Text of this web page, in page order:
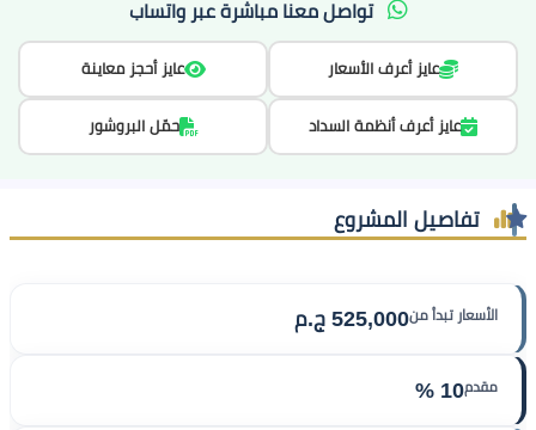
تواصل معنا مباشرة عبر واتساب
عايز أعرف الأسعار عايز أحجز معاينة
عايز أعرف أنظمة السداد حمّل البروشور
تفاصيل المشروع
الأسعار تبدأ من525,000 ج.م
مقدم10 %